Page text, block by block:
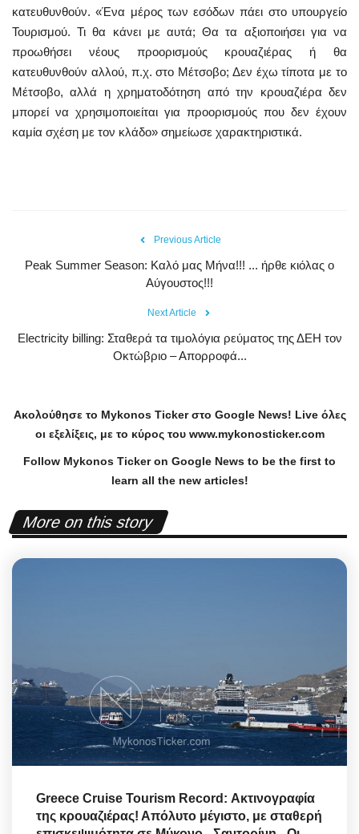
κατευθυνθούν. «Ένα μέρος των εσόδων πάει στο υπουργείο
Τουρισμού. Τι θα κάνει με αυτά; Θα τα αξιοποιήσει για να
προωθήσει νέους προορισμούς κρουαζιέρας ή θα
κατευθυνθούν αλλού, π.χ. στο Μέτσοβο; Δεν έχω τίποτα με το
Μέτσοβο, αλλά η χρηματοδότηση από την κρουαζιέρα δεν
μπορεί να χρησιμοποιείται για προορισμούς που δεν έχουν
καμία σχέση με τον κλάδο» σημείωσε χαρακτηριστικά.
Previous Article
Peak Summer Season: Kαλό μας Μήνα!!! ... ήρθε κιόλας ο
Αύγουστος!!!
Next Article
Electricity billing: Σταθερά τα τιμολόγια ρεύματος της ΔΕΗ τον
Οκτώβριο – Απορροφά...
Ακολούθησε το Mykonos Tickerστο Google News! Liveόλες
οι εξελίξεις, με το κύρος του www.mykonosticker.com
Follow Mykonos Ticker on Google News to be the first to
learn all the new articles!
More on this story
Greece Cruise Tourism Record: Ακτινογραφία
της κρουαζιέρας! Απόλυτο μέγιστο, με σταθερή